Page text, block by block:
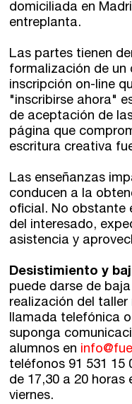
domiciliada en
entreplanta.
Las partes tienen
formalización de un
inscripción on-line
"inscribirse ahora"
de aceptación de
página que
escritura creativa
Las enseñanzas
conducen a la
oficial. No obstante
del interesado,
asistencia y
Desistimiento y
puede darse de
realización del taller
llamada telefónica
suponga
alumnos en
teléfonos 91 531 15
de 17,30 a 20 horas
viernes.